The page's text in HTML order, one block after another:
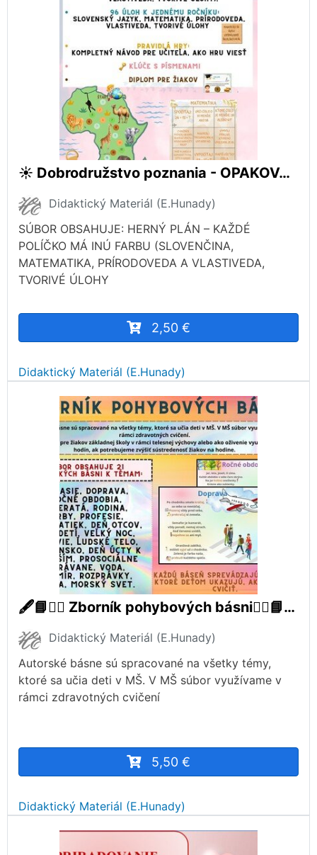
☀️ Dobrodružstvo poznania - OPAKOVANIE 2. ROČNÍKA ☀️
Didaktický Materiál (E.Hunady)
SÚBOR OBSAHUJE: HERNÝ PLÁN – KAŽDÉ
POLÍČKO MÁ INÚ FARBU (SLOVENČINA,
MATEMATIKA, PRÍRODOVEDA A VLASTIVEDA,
TVORIVÉ ÚLOHY
2,50 €
Didaktický Materiál (E.Hunady)
🖋📘🏃‍♀️ Zborník pohybových básni🏃‍♀️📘🖋
Didaktický Materiál (E.Hunady)
Autorské básne sú spracované na všetky témy,
ktoré sa učia deti v MŠ. V MŠ súbor využívame v
rámci zdravotných cvičení
5,50 €
Didaktický Materiál (E.Hunady)